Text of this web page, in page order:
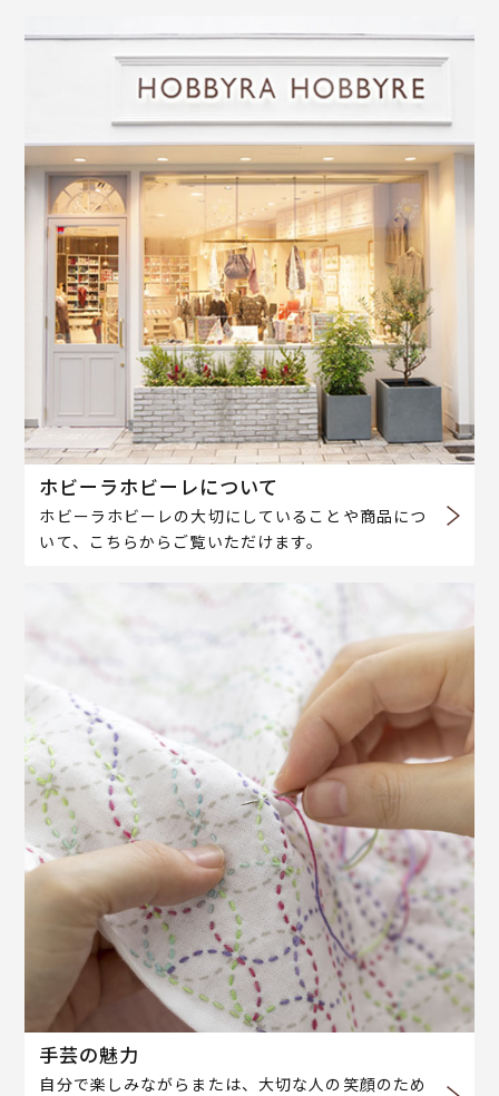
ホビーラホビーレについて
ホビーラホビーレの大切にしていることや商品につ
いて、こちらからご覧いただけます。
手芸の魅力
自分で楽しみながらまたは、大切な人の笑顔のため